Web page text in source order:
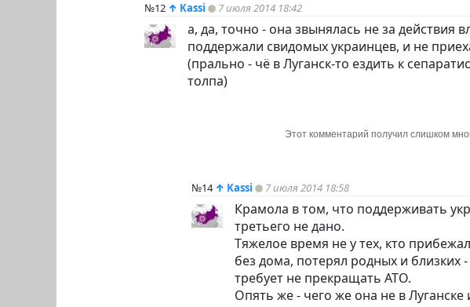
№12 ↑ Kassi 7 июля 2014 18:42
а, да, точно - она звынялась не за действия
поддержали свидомых украинцев, и не
(прально - чё в Луганск-то ездить к
толпа)
Этот комментарий получил слишком
№14 ↑ Kassi 7 июля 2014 18:58
Крамола в том, что поддерживать
третьего не дано.
Тяжелое время не у тех, кто
без дома, потерял родных и близких
требует не прекращать АТО.
Опять же - чего же она не в Луганске